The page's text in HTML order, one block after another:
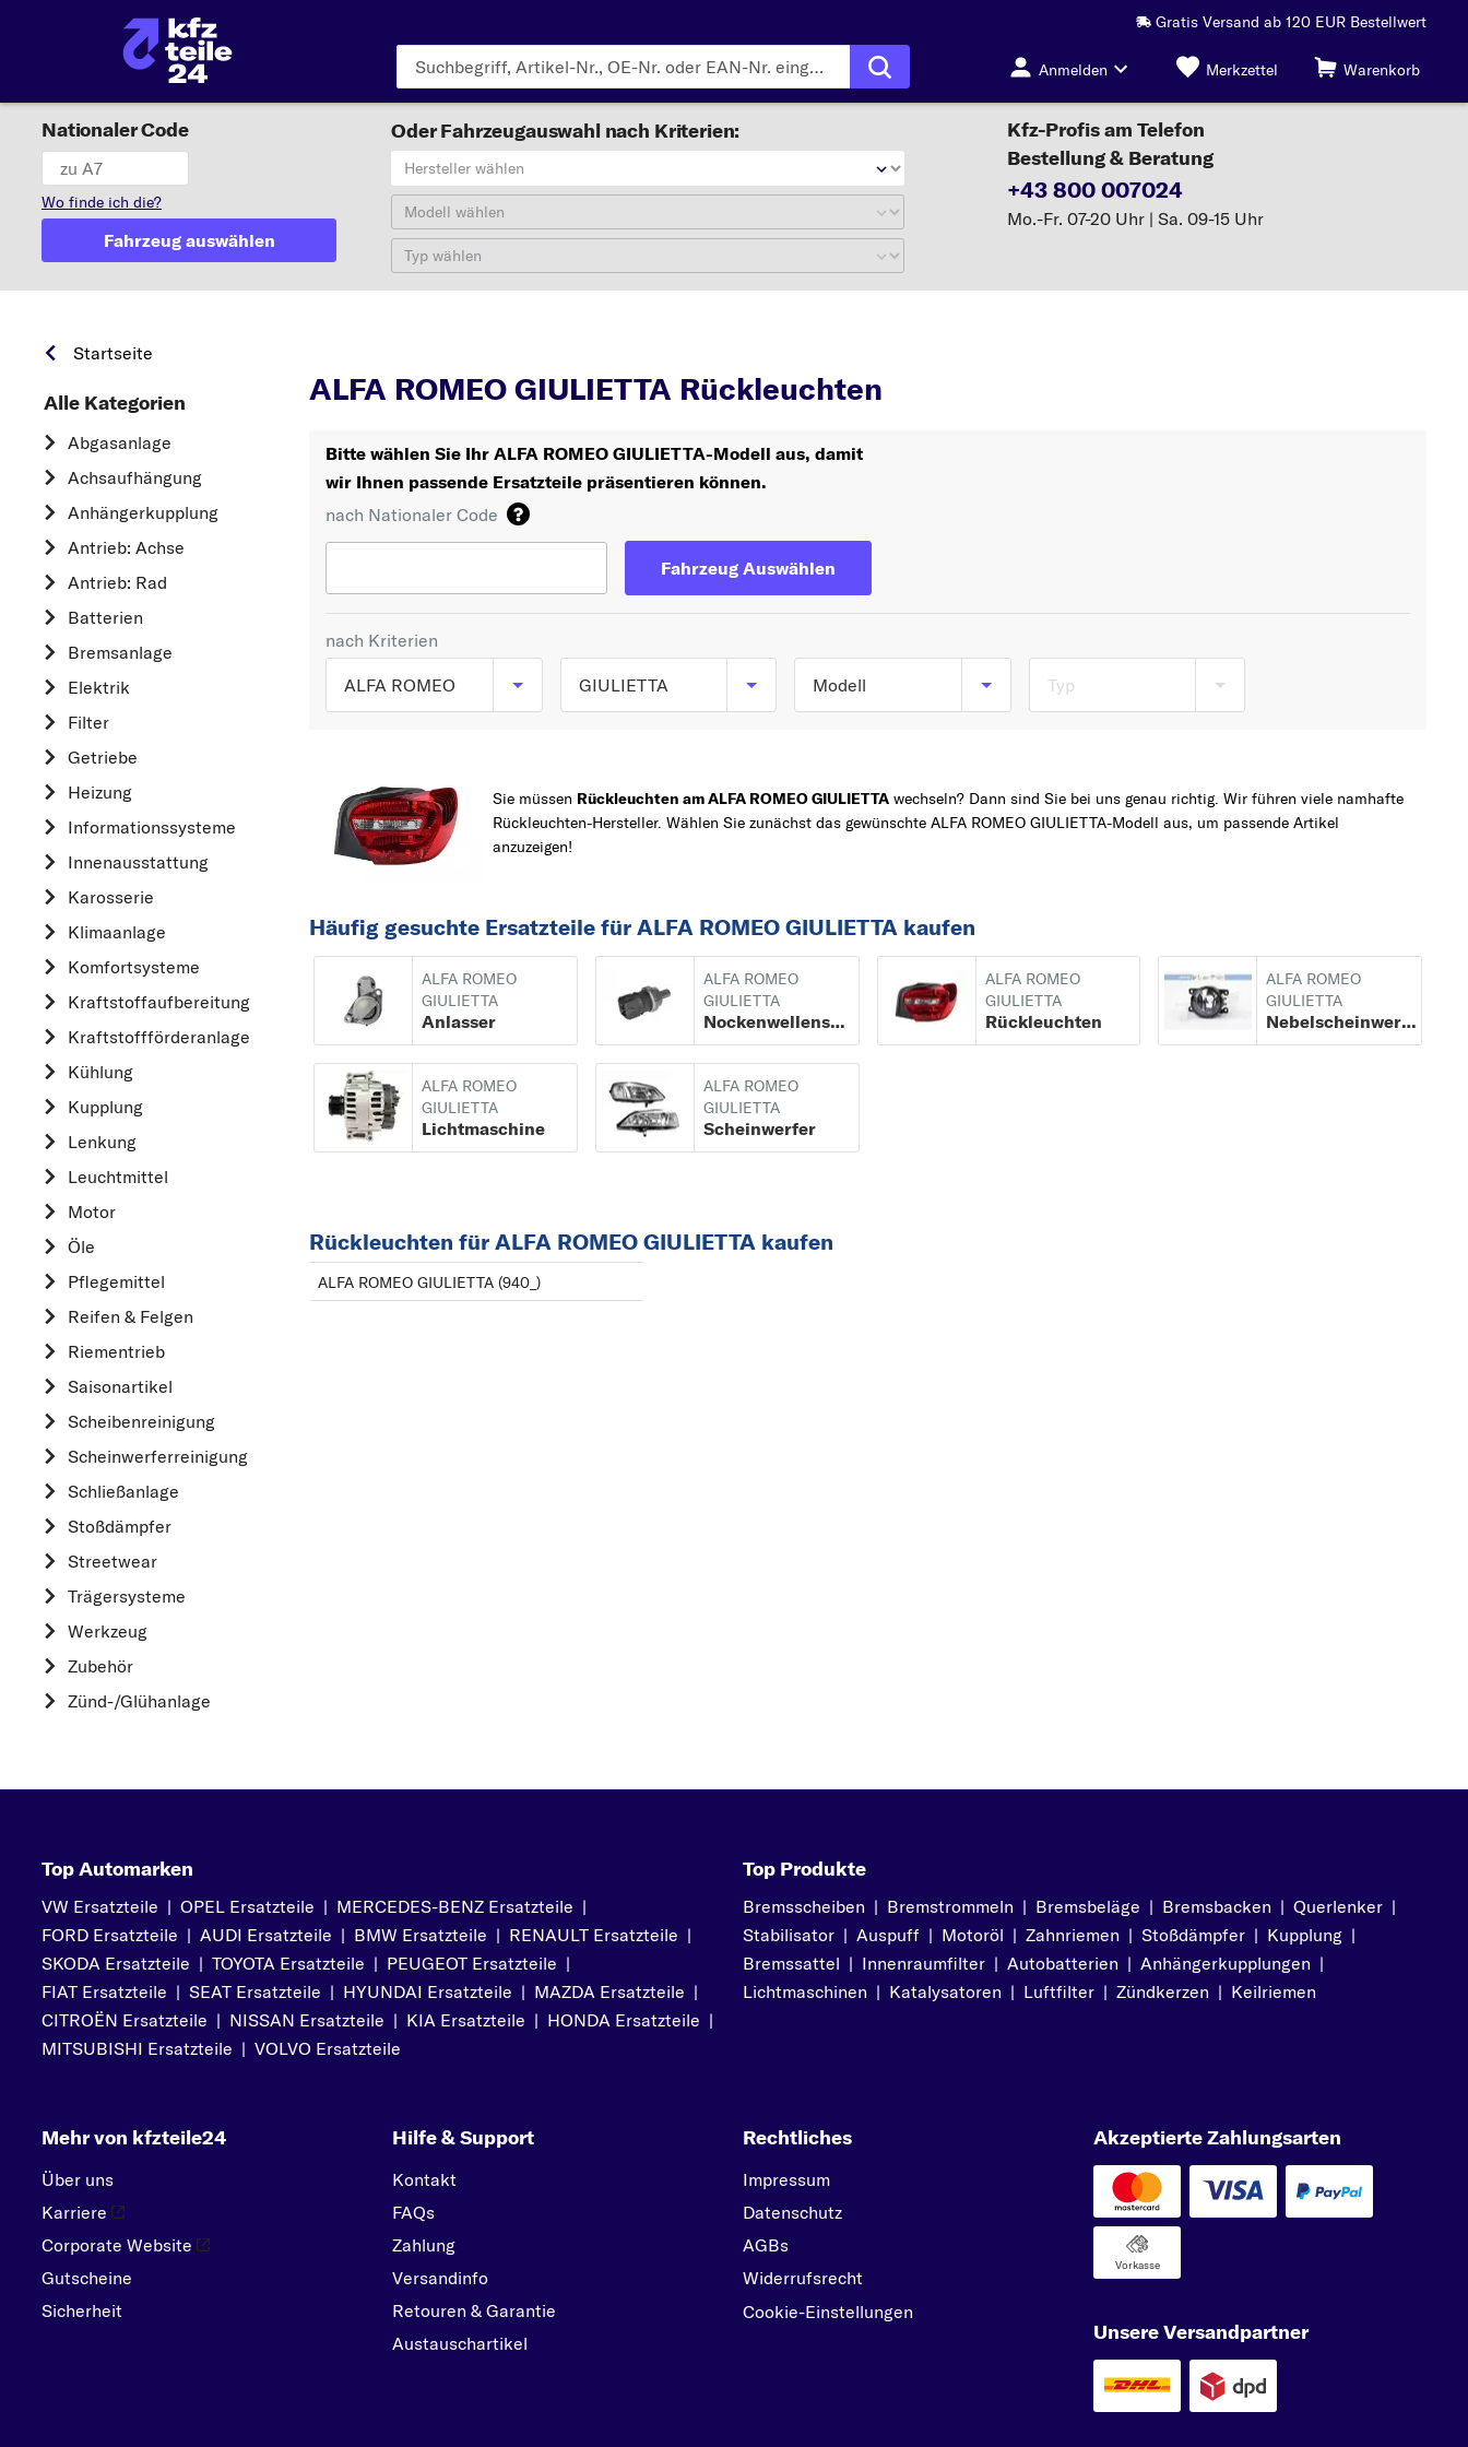
Gratis Versand ab 120 EUR Bestellwert
Anmelden Merkzettel Warenkorb
Nationaler Code
Wo finde ich die?
Fahrzeug auswählen
Oder Fahrzeugauswahl nach Kriterien:
Hersteller wählen
Modell wählen
Typ wählen
Kfz-Profis am Telefon
Bestellung & Beratung
+43 800 007024
Mo.-Fr. 07-20 Uhr | Sa. 09-15 Uhr
Startseite
Alle Kategorien
Abgasanlage
Achsaufhängung
Anhängerkupplung
Antrieb: Achse
Antrieb: Rad
Batterien
Bremsanlage
Elektrik
Filter
Getriebe
Heizung
Informationssysteme
Innenausstattung
Karosserie
Klimaanlage
Komfortsysteme
Kraftstoff­aufbereitung
Kraftstoff­förderanlage
Kühlung
Kupplung
Lenkung
Leuchtmittel
Motor
Öle
Pflegemittel
Reifen & Felgen
Riementrieb
Saisonartikel
Scheibenreinigung
Scheinwerferreinigung
Schließanlage
Stoßdämpfer
Streetwear
Trägersysteme
Werkzeug
Zubehör
Zünd-/Glühanlage
ALFA ROMEO GIULIETTA Rückleuchten
Bitte wählen Sie Ihr ALFA ROMEO GIULIETTA-Modell aus, damit
wir Ihnen passende Ersatzteile präsentieren können.
nach Nationaler Code
Fahrzeug Auswählen
nach Kriterien
ALFA ROMEO
OPEL
MERCEDES-BENZ
FORD
A
ALFA ROMEO
AUDI
BMW
C
CHEVROLET
DACIA
DAIHATSU
F
OPEL
PEUGEOT
PORSCHE
R
SKODA
SMART
SUBARU
SUZUKI
TOYOTA
GIULIETTA
156
1
156
M
S
Modell Typ
Sie müssen Rückleuchten am ALFA ROMEO GIULIETTA wechseln? Dann sind Sie bei uns genau richtig. Wir führen viele namhafte
Rückleuchten-Hersteller. Wählen Sie zunächst das gewünschte ALFA ROMEO GIULIETTA-Modell aus, um passende Artikel
anzuzeigen!
Häufig gesuchte Ersatzteile für ALFA ROMEO GIULIETTA kaufen
ALFA ROMEO
GIULIETTA
Anlasser
ALFA ROMEO
GIULIETTA
Nockenwellensensor
ALFA ROMEO
GIULIETTA
Rückleuchten
ALFA ROMEO
GIULIETTA
Nebelscheinwerfer
ALFA ROMEO
GIULIETTA
Lichtmaschine
ALFA ROMEO
GIULIETTA
Scheinwerfer
Rückleuchten für ALFA ROMEO GIULIETTA kaufen
ALFA ROMEO GIULIETTA (940_)
Top Automarken
VW Ersatzteile | OPEL Ersatzteile | MERCEDES-BENZ Ersatzteile |
FORD Ersatzteile | AUDI Ersatzteile | BMW Ersatzteile | RENAULT Ersatzteile |
SKODA Ersatzteile | TOYOTA Ersatzteile | PEUGEOT Ersatzteile |
FIAT Ersatzteile | SEAT Ersatzteile | HYUNDAI Ersatzteile | MAZDA Ersatzteile |
CITROËN Ersatzteile | NISSAN Ersatzteile | KIA Ersatzteile | HONDA Ersatzteile |
MITSUBISHI Ersatzteile | VOLVO Ersatzteile
Top Produkte
Bremsscheiben | Bremstrommeln | Bremsbeläge | Bremsbacken | Querlenker |
Stabilisator | Auspuff | Motoröl | Zahnriemen | Stoßdämpfer | Kupplung |
Bremssattel | Innenraumfilter | Autobatterien | Anhängerkupplungen |
Lichtmaschinen | Katalysatoren | Luftfilter | Zündkerzen | Keilriemen
Mehr von kfzteile24
Über uns
Karriere
Corporate Website
Gutscheine
Sicherheit
Hilfe & Support
Kontakt
FAQs
Zahlung
Versandinfo
Retouren & Garantie
Austauschartikel
Rechtliches
Impressum
Datenschutz
AGBs
Widerrufsrecht
Cookie-Einstellungen
Akzeptierte Zahlungsarten
Vorkasse
Unsere Versandpartner